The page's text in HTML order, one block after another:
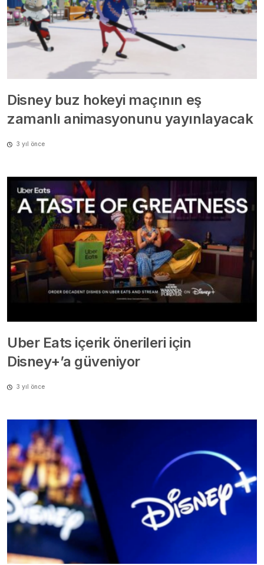
Disney buz hokeyi maçının eş
zamanlı animasyonunu yayınlayacak
3 yıl önce
Uber Eats içerik önerileri için
Disney+’a güveniyor
3 yıl önce